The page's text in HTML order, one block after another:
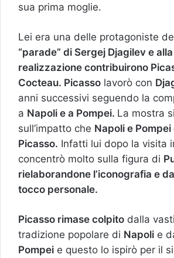
sua prima moglie.
Lei era una delle protagoniste
“parade” di Sergej Djagilev e
realizzazione contribuirono
Cocteau. Picasso lavorò con
anni successivi seguendo la
a Napoli e a Pompei. La mostra
sull’impatto che Napoli e
Picasso. Infatti lui dopo la visita
concentrò molto sulla figura di
rielaborandone l’iconografia e
tocco personale.
Picasso rimase colpito dalla
tradizione popolare di Napoli e
Pompei e questo lo ispirò per il